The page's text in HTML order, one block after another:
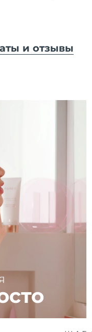
и отзывы